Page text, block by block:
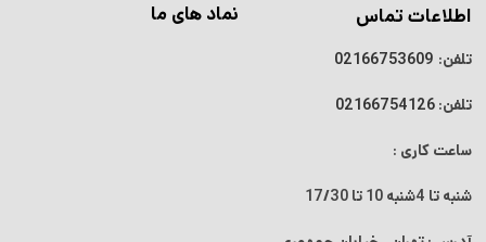
اطلاعات تماس
تلفن: 02166753609
تلفن: 02166754126
ساعت کاری :
شنبه تا 4شنبه 10 تا 17/30
نماد های ما